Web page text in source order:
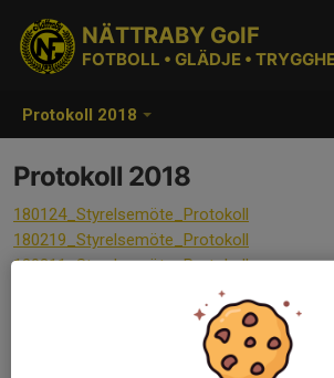
Protokoll 2018
NÄTTRABY GoIF
FOTBOLL • GLÄDJE •
Protokoll 2018
180124_Styrelsemöte_Protokoll
180219_Styrelsemöte_Protokoll
180311_Styrelsemöte_Protokoll
180403_Styrelsemöte Protokoll
180503_Styrelsemöte Protokoll
180531_Styrelsemöte_Protokoll
180809_Styrelsemöte Protokoll